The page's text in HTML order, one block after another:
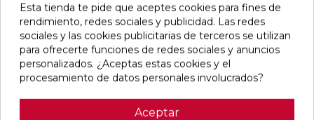
Pensamos que te puede interesar
favorite favorite favorite
Esta tienda te pide que aceptes cookies para fines de
rendimiento, redes sociales y publicidad. Las redes
sociales y las cookies publicitarias de terceros se utilizan
para ofrecerte funciones de redes sociales y anuncios
personalizados. ¿Aceptas estas cookies y el
procesamiento de datos personales involucrados?
Aceptar